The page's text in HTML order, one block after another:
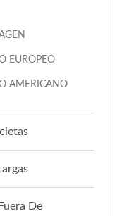
EUROPEO
AMERICANO
De